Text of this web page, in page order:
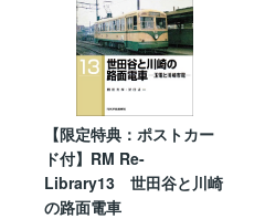
【限定特典：ポストカー
ド付】RM Re-
Library13 世田谷と川崎
の路面電車